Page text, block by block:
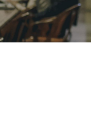
الشئون الأكاديمية
البحث العلمي